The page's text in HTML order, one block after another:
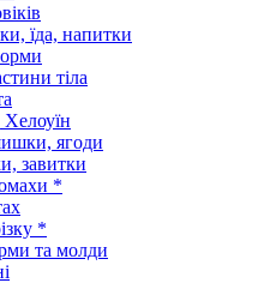
їда, напитки
тіла
ягоди
завитки
*
*
та молди